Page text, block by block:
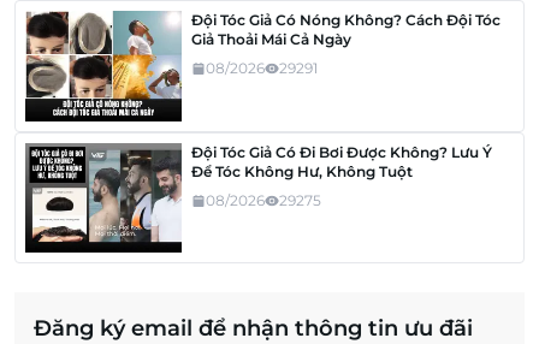
Đội Tóc Giả Có Nóng Không? Cách Đội Tóc
Giả Thoải Mái Cả Ngày
08/2026
29291
Đội Tóc Giả Có Đi Bơi Được Không? Lưu Ý
Để Tóc Không Hư, Không Tuột
08/2026
29275
Đăng ký email để nhận thông tin ưu đãi